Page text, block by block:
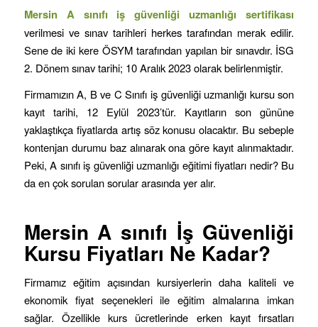
MersinA sınıfı iş güvenliği uzmanlığı sertifikası
verilmesi ve sınav tarihleri herkes tarafından merak edilir.
Sene de iki kere ÖSYM tarafından yapılan bir sınavdır. İSG
2. Dönem sınav tarihi; 10 Aralık 2023 olarak belirlenmiştir.
Firmamızın A, B ve C Sınıfı iş güvenliği uzmanlığı kursu son
kayıt tarihi, 12 Eylül 2023’tür. Kayıtların son gününe
yaklaştıkça fiyatlarda artış söz konusu olacaktır. Bu sebeple
kontenjan durumu baz alınarak ona göre kayıt alınmaktadır.
Peki, A sınıfı iş güvenliği uzmanlığı eğitimi fiyatları nedir? Bu
da en çok sorulan sorular arasında yer alır.
Mersin A sınıfı İş Güvenliği
Kursu Fiyatları Ne Kadar?
Firmamız eğitim açısından kursiyerlerin daha kaliteli ve
ekonomik fiyat seçenekleri ile eğitim almalarına imkan
sağlar. Özellikle kurs ücretlerinde erken kayıt fırsatları